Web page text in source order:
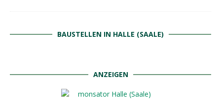
BAUSTELLEN IN HALLE (SAALE)
ANZEIGEN